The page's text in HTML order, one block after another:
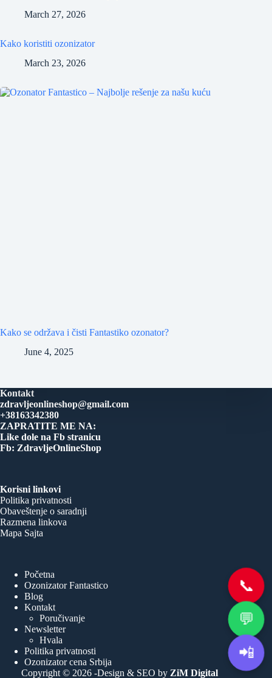
March 27, 2026
Kako koristiti ozonizator
March 23, 2026
Kako se održava i čisti Fantastiko ozonator?
June 4, 2025
Kontakt
zdravljeonlineshop@gmail.com
+38163342380
ZAPRATITE ME NA:
Like dole na Fb stranicu
Fb: ZdravljeOnlineShop
Korisni linkovi
Politika privatnosti
Obaveštenje o saradnji
Razmena linkova
Mapa Sajta
Početna
Ozonizator Fantastico
Blog
Kontakt
Poručivanje
Newsletter
Hvala
Politika privatnosti
Ozonizator cena Srbija
Copyright © 2026 -Design & SEO by ZiM Digital
📞
💬
📲